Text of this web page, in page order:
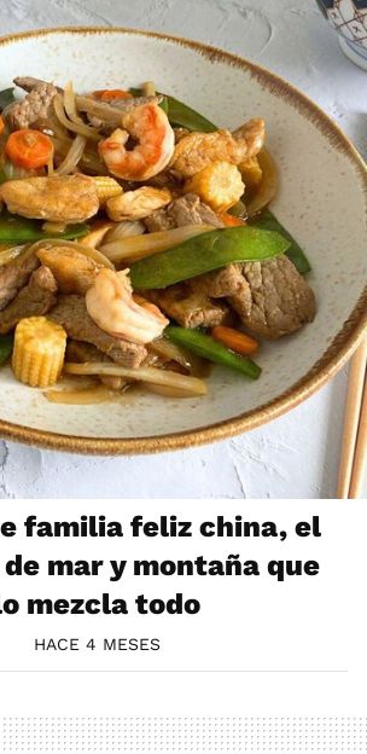
familia feliz china, el
mar y montaña que
mezcla todo
HACE 4 MESES